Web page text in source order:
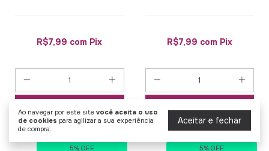
Ao navegar por este site você aceita o uso
de cookies para agilizar a sua experiência
de compra.
Aceitar e fechar
R$7,99 com Pix R$7,99 com Pix
5% OFF 5% OFF